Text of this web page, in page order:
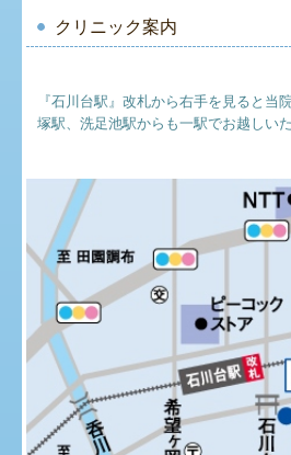
クリニック案内
『石川台駅』改札から右手を見ると 当
塚駅、洗足池駅からも一駅でお越しい